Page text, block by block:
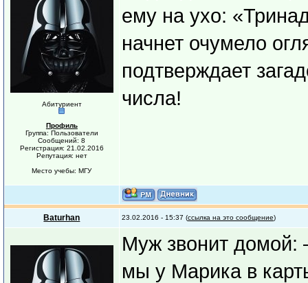
Абитуриент
Профиль
Группа: Пользователи
Сообщений: 8
Регистрация: 21.02.2016
Репутация: нет
Место учебы: МГУ
ему на ухо:
начнет очумело
подтверждает
числа!
Baturhan 23.02.2016 - 15:37 (ссылка на это сообщение)
Муж звонит домой:
мы у Марика в